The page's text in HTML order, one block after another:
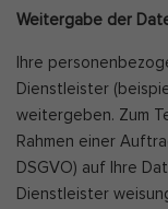
Weitergabe der
Ihre
Dienstleister
weitergeben. Zum
Rahmen einer
DSGVO) auf Ihre
Dienstleister